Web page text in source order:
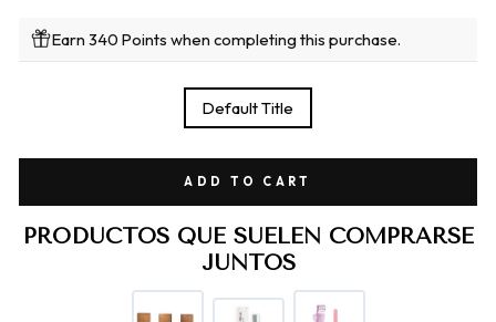
Earn 340 Points when completing this purchase.
Default Title
ADD TO CART
PRODUCTOS QUE SUELEN COMPRARSE
JUNTOS